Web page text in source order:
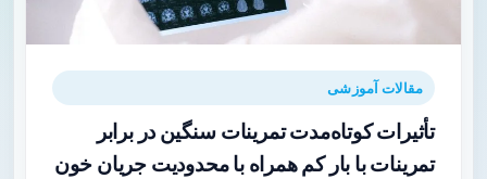
مقالات آموزشی
تأثیرات کوتاه‌مدت تمرینات سنگین در برابر
تمرینات با بار کم همراه با محدودیت جریان خون